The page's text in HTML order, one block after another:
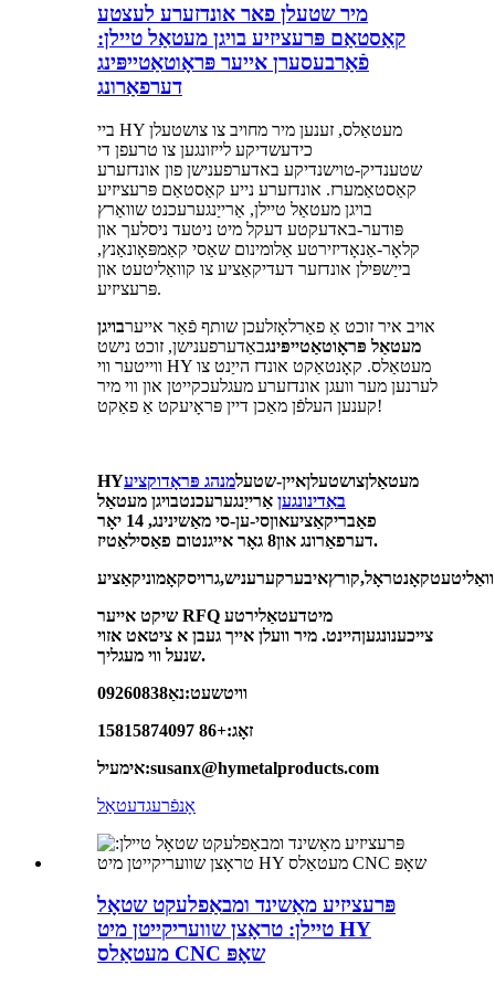
מיר שטעלן פאר אונדזערע לעצטע
קאַסטאַם פּרעציזיע בויגן מעטאַל טיילן:
פֿאַרבעסערן אייער פּראָוטאַטייפּינג
דערפאַרונג
ביי HY מעטאַלס, זענען מיר מחויב צו צושטעלן
כידעשדיקע לייזונגען צו טרעפן די
שטענדיק-טוישנדיקע באדערפענישן פון אונדזערע
קאַסטאַמערז. אונדזערע נייע קאַסטאַם פּרעציזיע
בויגן מעטאַל טיילן, אַרייַנגערעכנט שוואַרץ
פּודער-באדעקטע דעקל מיט ניטעד ניסלעך און
קלאָר-אַנאָדיזירטע אַלומינום שאַסי קאַמפּאָונאַנץ,
בייַשפּילן אונדזער דעדיקאַציע צו קוואַליטעט און
פּרעציזיע.
אויב איר זוכט אַ פאַרלאָזלעכן שותף פֿאַר אייערבויגן
מעטאַל פּראָוטאַטייפּינגבאַדערפענישן, זוכט נישט
ווייטער ווי HY מעטאַלס. קאָנטאַקט אונדז הייַנט צו
לערנען מער וועגן אונדזערע מעגלעכקייטן און ווי מיר
קענען העלפֿן מאַכן דיין פּראָיעקט אַ פאַקט!
HY מעטאַלןצושטעלןאיין-שטעלמנהג פּראָדוקציע
באַדינונגען אַרייַנגערעכנטבויגן מעטאַל
פאַבריקאַציעאוןסי-ען-סי מאַשינינג
, 14 יאָר
דערפאַרונג און8 גאָר אייגנטום פאַסילאַטיז
.
קאָנטראָל,קורץאיבערקערעניש,גרויס
שיקט אייער RFQ מיטדעטאַלירטע
צייכענונגעןהיינט. מיר וועלן אייך געבן א ציטאט אזוי
שנעל ווי מעגליך.
וויטשעט:נאַ09260838
זאָג:+86 15815874097
אימעיל:susanx@hymetalproducts.com
אָנפֿרעגדעטאַל
פּרעציזיע מאַשינד ומבאַפלעקט שטאָל
טיילן: טראָצן שוועריקייטן מיט HY
מעטאַלס ​​CNC שאָפּ